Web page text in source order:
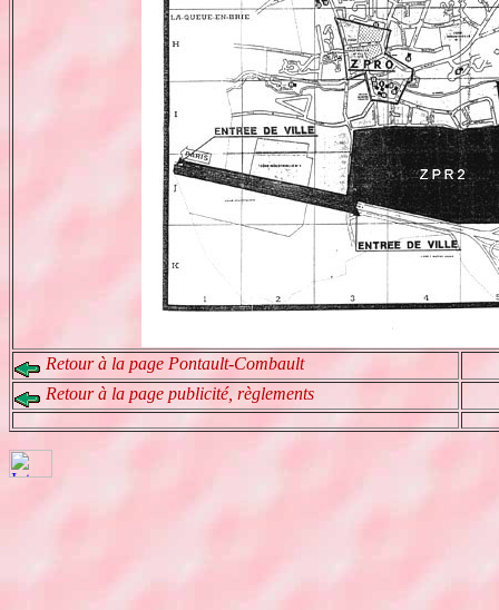
Retour à la page Pontault-Combault
Retour à la page publicité, règlements